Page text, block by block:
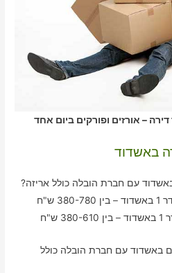
– אורזים ופורקים ביום אחד
באשדוד
ש"ח
להוביל דירת 2 חדרים באשדוד עם חברת הובלה כולל